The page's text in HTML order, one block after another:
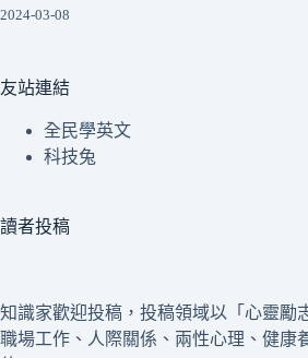
2024-03-08
友站連結
全民學英文
科技兔
讀者投稿
知識家歡迎投稿，投稿領域以「心靈勵
職場工作、人際關係、兩性心理、健康